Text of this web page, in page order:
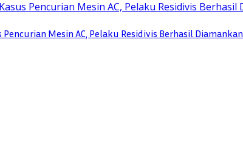
Mesin AC, Pelaku Residivis Berhasil Diamankan